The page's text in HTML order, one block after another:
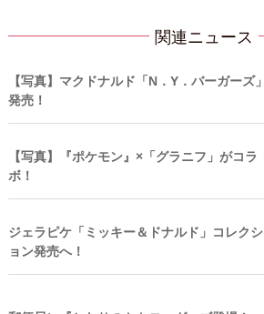
関連ニュース
【写真】マクドナルド「N．Y．バーガーズ」
発売！
【写真】『ポケモン』×「グラニフ」がコラ
ボ！
ジェラピケ「ミッキー＆ドナルド」コレクシ
ョン発売へ！